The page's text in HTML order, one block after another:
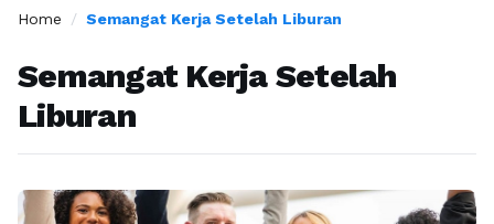
Home / Semangat Kerja Setelah Liburan
Semangat Kerja Setelah
Liburan